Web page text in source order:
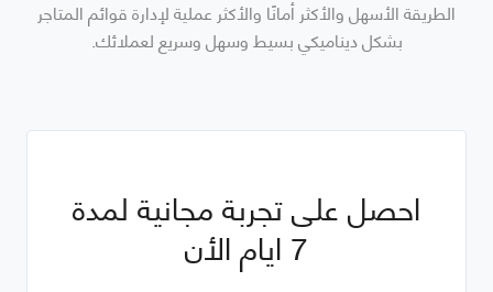
الطريقة الأسهل والأكثر أمانًا والأكثر عملية لإدارة قوائم المتاجر
بشكل ديناميكي بسيط وسهل وسريع لعملائك.
احصل على تجربة مجانية لمدة
7 ايام الأن